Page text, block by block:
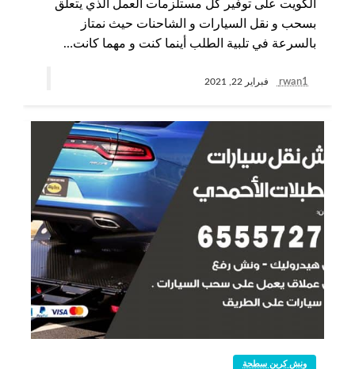
الكويت على توفير كل مستلزمات العمل الذي يتعلق
بسحب و نقل السيارات و الشاحنات حيث نمتاز
بالسرعة في تلبية الطلب أينما كنت و مهما كانت…
rwan1 فبراير 22, 2021
ونش كرين سطحة